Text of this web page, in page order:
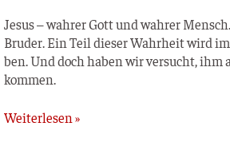
Jesus – wah­rer Gott und wah­rer
Bru­der. Ein Teil die­ser Wahr­heit wird
ben. Und doch haben wir ver­sucht, ihm
kommen.
Weiterlesen »